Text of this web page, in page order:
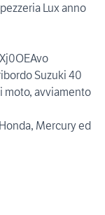
Lux anno
Suzuki 40
moto, avviamento
Mercury ed